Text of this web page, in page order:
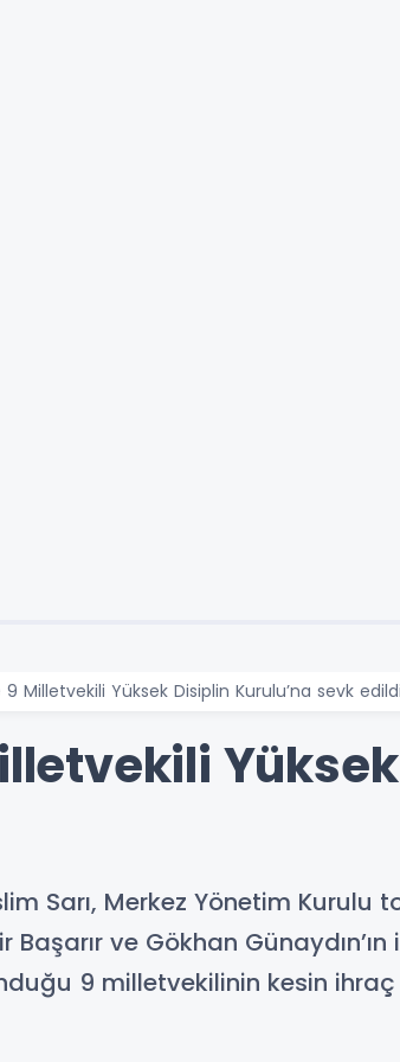
9 Milletvekili Yüksek Disiplin Kurulu’na sevk edildi
Sarı, Merkez Yönetim Kurulu
Başarır ve Gökhan
9 milletvekilinin kesin